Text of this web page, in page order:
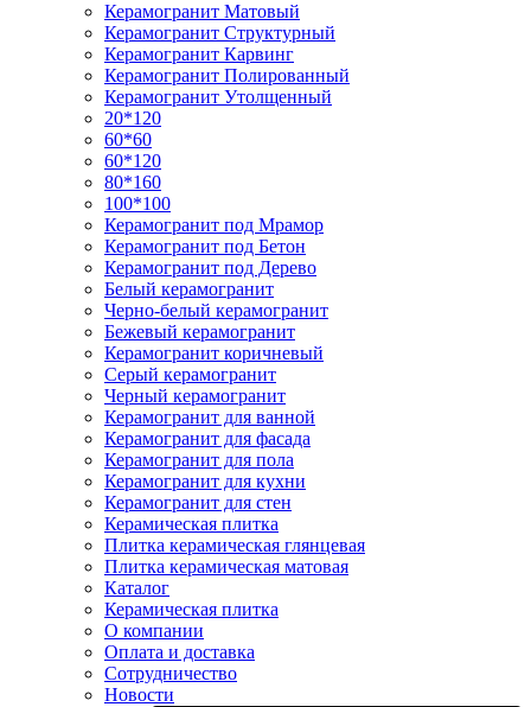
Керамогранит Матовый
Керамогранит Структурный
Керамогранит Карвинг
Керамогранит Полированный
Керамогранит Утолщенный
20*120
60*60
60*120
80*160
100*100
Керамогранит под Мрамор
Керамогранит под Бетон
Керамогранит под Дерево
Белый керамогранит
Черно-белый керамогранит
Бежевый керамогранит
Керамогранит коричневый
Серый керамогранит
Черный керамогранит
Керамогранит для ванной
Керамогранит для фасада
Керамогранит для пола
Керамогранит для кухни
Керамогранит для стен
Керамическая плитка
Плитка керамическая глянцевая
Плитка керамическая матовая
Каталог
Керамическая плитка
О компании
Оплата и доставка
Сотрудничество
Новости